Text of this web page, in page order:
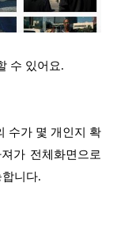
수 있어요.
수가 몇 개인지 확
가 전체화면으로
니다.